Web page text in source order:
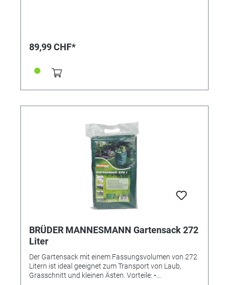
Fahrradreifen haben wir in unserem Test von 0 auf 2,3
Kraftanstrengung! Eine LC-Anzeige zeigt den Druck in
PSI, kPa und bar an. Maximaler Druck: 125 PSI (8,6
ingetrierter Arbeitsleuchte und 3 Adaptern für
89,99 CHF*
BRÜDER MANNESMANN Gartensack 272
Liter
Der Gartensack mit einem Fassungsvolumen von 272
Litern ist ideal geeignet zum Transport von Laub,
Grasschnitt und kleinen Ästen. Vorteile: •